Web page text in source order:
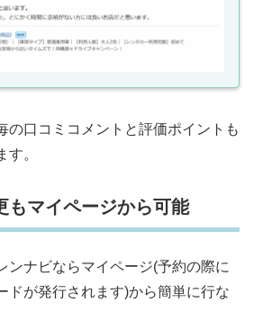
の口コミコメントと評価ポイントも
。
もマイページから可能
ンナビならマイページ(予約の際に
ドが発行されます)から簡単に行な